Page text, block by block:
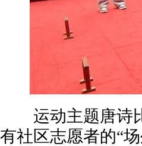
运动主题唐诗比
有社区志愿者的“